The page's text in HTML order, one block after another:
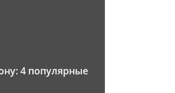
4 популярные